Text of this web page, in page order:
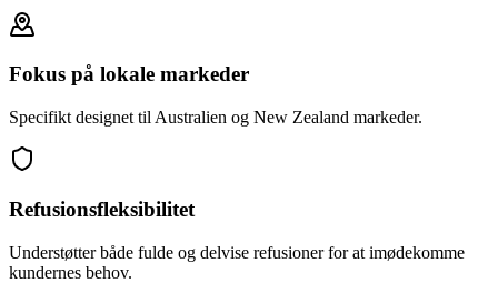
Fokus på lokale markeder
Specifikt designet til Australien og New Zealand markeder.
Refusionsfleksibilitet
Understøtter både fulde og delvise refusioner for at imødekomme
kundernes behov.